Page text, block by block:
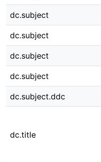
dc.subject
dc.subject
dc.subject
dc.subject
dc.subject.ddc
dc.title